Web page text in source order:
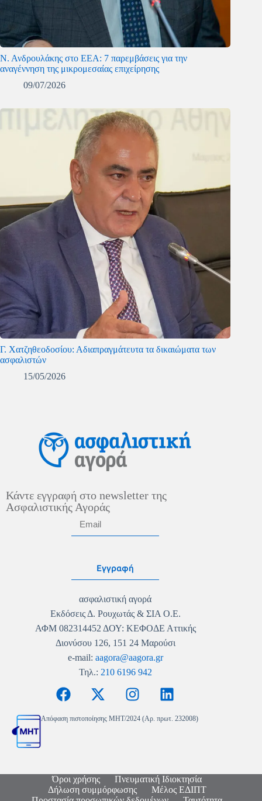
Ν. Ανδρουλάκης στο ΕΕΑ: 7 παρεμβάσεις για την
αναγέννηση της μικρομεσαίας επιχείρησης
09/07/2026
Γ. Χατζηθεοδοσίου: Αδιαπραγμάτευτα τα δικαιώματα των
ασφαλιστών
15/05/2026
Κάντε εγγραφή στο newsletter της
Ασφαλιστικής Αγοράς
Εγγραφή
ασφαλιστική αγορά
Εκδόσεις Δ. Ρουχωτάς & ΣΙΑ Ο.Ε.
ΑΦΜ 082314452 ΔΟΥ: ΚΕΦΟΔΕ Αττικής
Διονύσου 126, 151 24 Μαρούσι
e-mail: aagora@aagora.gr
Τηλ.: 210 6196 942
Απόφαση πιστοποίησης MHT/2024 (Αρ. πρωτ. 232008)
Όροι χρήσης
Πνευματική Ιδιοκτησία
Δήλωση συμμόρφωσης
Μέλος ΕΔΙΠΤ